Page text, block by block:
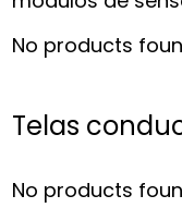
No products
Telas
No products